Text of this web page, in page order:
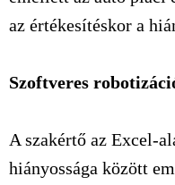
az értékesítéskor a
Szoftveres
A szakértő az Excel-
hiányossága között